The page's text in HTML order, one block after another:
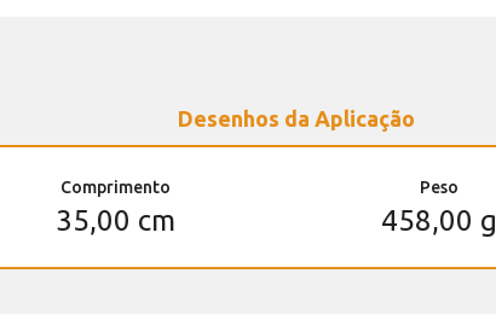
Desenhos da Aplicação
Comprimento
35,00 cm
Peso
458,00 g